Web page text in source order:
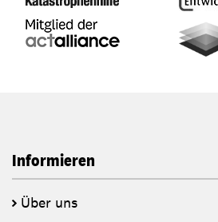
Informieren
Über uns